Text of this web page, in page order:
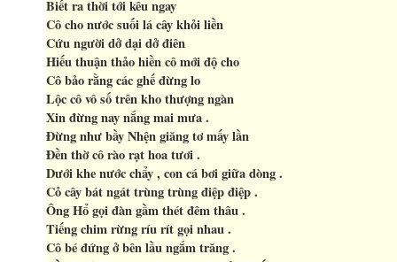
Biết ra thời tới kêu ngay
Cô cho nước suối lá cây khỏi liền
Cứu người dở dại dở điên
Hiếu thuận thảo hiền cô mới độ cho
Cô bảo rằng các ghế đừng lo
Lộc cô vô số trên kho thượng ngàn
Xin đừng nay nắng mai mưa .
Đừng như bầy Nhện giăng tơ mấy lần
Đền thờ cô rào rạt hoa tươi .
Dưới khe nước chẩy , con cá bơi giữa dòng .
Cỏ cây bát ngát trùng trùng điệp điệp .
Ông Hổ gọi đàn gầm thét đêm thâu .
Tiếng chim rừng ríu rít gọi nhau .
Cô bé đứng ở bên lầu ngắm trăng .